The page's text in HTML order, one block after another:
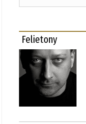
Felietony